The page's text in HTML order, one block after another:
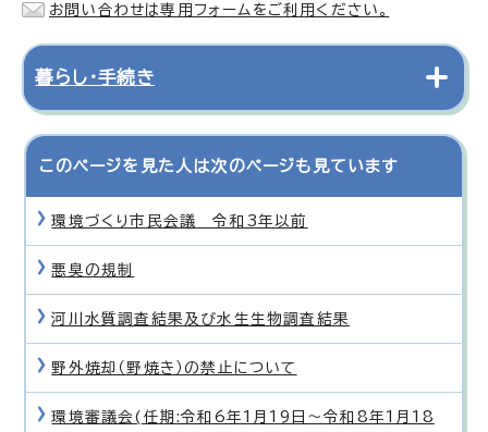
お問い合わせは専用フォームをご利用ください。
暮らし・手続き
このページを見た人は次のページも見ています
環境づくり市民会議 令和3年以前
悪臭の規制
河川水質調査結果及び水生生物調査結果
野外焼却（野焼き）の禁止について
環境審議会(任期:令和6年1月19日〜令和8年1月18